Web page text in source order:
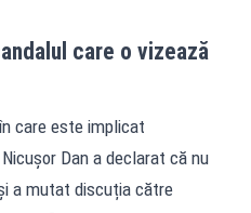
care o vizează
care este implicat
Dan a declarat că nu
a mutat discuția către